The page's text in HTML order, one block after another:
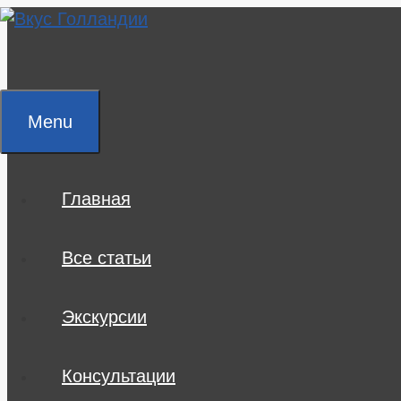
Skip
Menu
Главная
Все статьи
Экскурсии
Консультации